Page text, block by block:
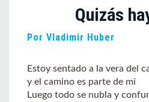
Quizás
Por Vladimir Huber
Estoy sentado a la vera del
y el camino es parte de mí
Luego todo se nubla y